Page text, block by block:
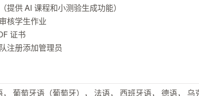
提供 AI 课程和小测验生成功能）
核学生作业
证书
注册添加管理员
， 葡萄牙语（葡萄牙）， 法语， 西班牙语， 德语， 乌